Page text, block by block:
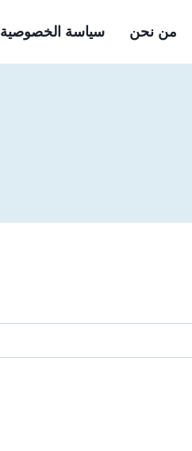
من نحن سياسة الخصوصية